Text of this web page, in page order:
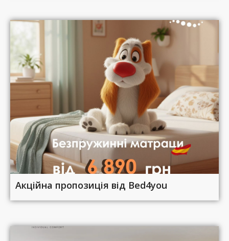
Акційна пропозиція від Bed4you